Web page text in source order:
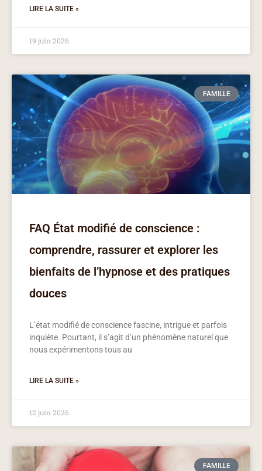
LIRE LA SUITE »
19 juin 2026
FAMILLE
FAQ État modifié de conscience :
comprendre, rassurer et explorer les
bienfaits de l’hypnose et des pratiques
douces
L’état modifié de conscience fascine, intrigue et parfois
inquiète. Pourtant, il s’agit d’un phénomène naturel que
nous expérimentons tous au
LIRE LA SUITE »
12 juin 2026
FAMILLE